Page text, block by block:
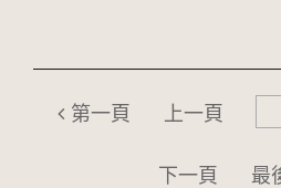
第一頁 上一頁
下一頁 最